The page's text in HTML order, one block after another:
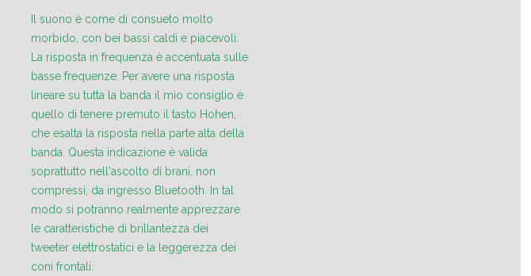
Il suono è come di consueto molto
morbido, con bei bassi caldi e piacevoli.
La risposta in frequenza è accentuata sulle
basse frequenze. Per avere una risposta
lineare su tutta la banda il mio consiglio è
quello di tenere premuto il tasto Hohen,
che esalta la risposta nella parte alta della
banda. Questa indicazione è valida
soprattutto nell'ascolto di brani, non
compressi, da ingresso Bluetooth. In tal
modo si potranno realmente apprezzare
le caratteristiche di brillantezza dei
tweeter elettrostatici e la leggerezza dei
coni frontali.